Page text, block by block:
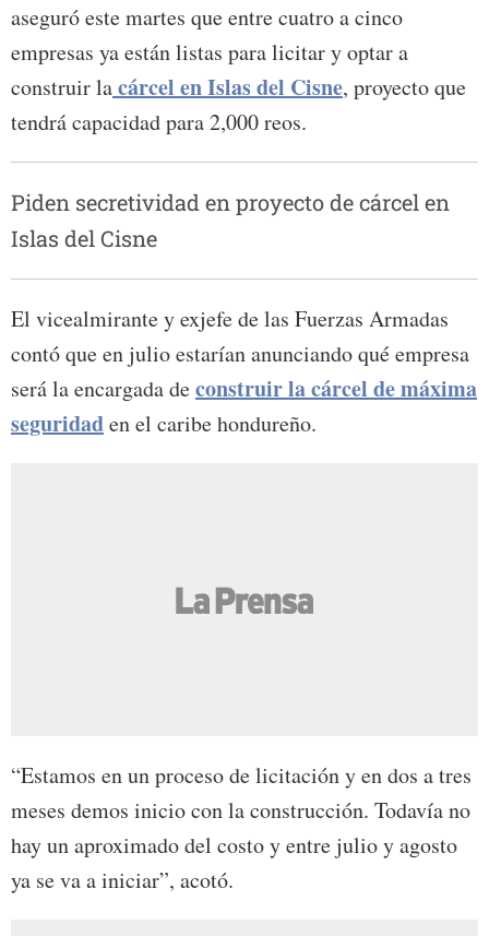
aseguró este martes que entre cuatro a cinco
empresas ya están listas para licitar y optar a
construir lacárcel en Islas del Cisne, proyecto que
tendrá capacidad para 2,000 reos.
Piden secretividad en proyecto de cárcel en
Islas del Cisne
El vicealmirante y exjefe de las Fuerzas Armadas
contó que en julio estarían anunciando qué empresa
será la encargada deconstruir la cárcel de máxima
seguridaden el caribe hondureño.
“Estamos en un proceso de licitación y en dos a tres
meses demos inicio con la construcción. Todavía no
hay un aproximado del costo y entre julio y agosto
ya se va a iniciar”, acotó.